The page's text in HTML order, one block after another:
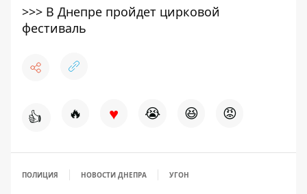
>>> В Днепре пройдет цирковой
фестиваль
👍 🔥 ♥ 😭 😆 😡
ПОЛИЦИЯ НОВОСТИ ДНЕПРА УГОН